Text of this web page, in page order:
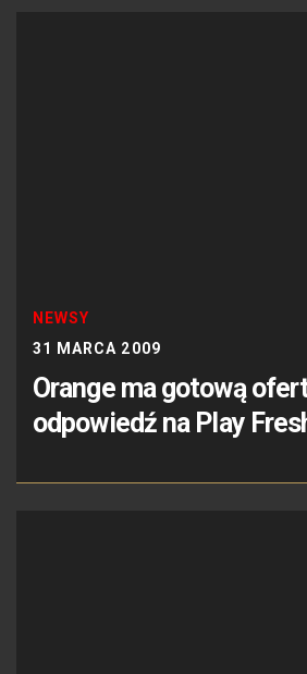
NEWSY
31 MARCA 2009
Orange ma gotową
odpowiedź na Play